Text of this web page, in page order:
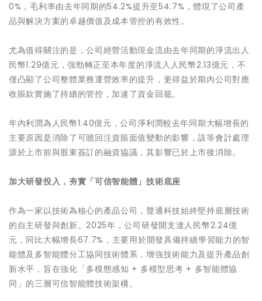
0%，毛利率由去年同期的54.2%提升至54.7%，體現了公司產
品與解決方案的卓越價值及成本管控的有效性。
尤為值得關注的是，公司經營活動現金流由去年同期的淨流出人
民幣1.29億元，強勁轉正至本年度的淨流入人民幣2.13億元，不
僅凸顯了公司整體業務運營效率的提升，更得益於期內公司對應
收賬款實施了持續的管控，加速了資金回籠。
年內利潤為人民幣1.40億元，公司淨利潤較去年同期大幅增長的
主要原因是消除了可贖回注資賬面值變動的影響，該等會計處理
源於上市前與股東簽訂的融資協議，其影響已於上市後消除。
加大研發投入，夯實「可信智能體」技術底座
作為一家以技術為核心的產品公司，聲通科技始終堅持底層技術
的自主研發與創新。2025年，公司研發開支達人民幣2.24億
元，同比大幅增長67.7%，主要用於開發具備持續學習能力的智
能體及多智能體分工協同技術體系，增強技術能力及提升產品創
新水平，旨在強化「多模態感知 + 多模型思考 + 多智能體協
同」的三層可信智能體技術架構。